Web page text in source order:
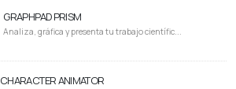
GRAPHPAD PRISM
Analiza, gráfica y presenta tu trabajo científic...
CHARACTER ANIMATOR